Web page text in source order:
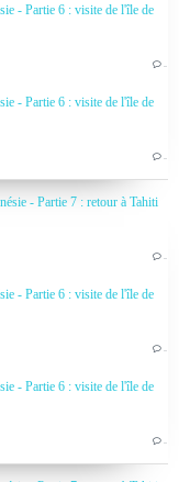
- Partie 6 : visite de l'île de
…
- Partie 6 : visite de l'île de
…
- Partie 7 : retour à Tahiti
…
- Partie 6 : visite de l'île de
…
- Partie 6 : visite de l'île de
…